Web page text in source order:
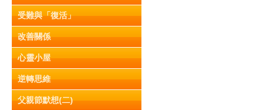
受難與「復活」
改善關係
心靈小屋
逆轉思維
父親節默想(二)